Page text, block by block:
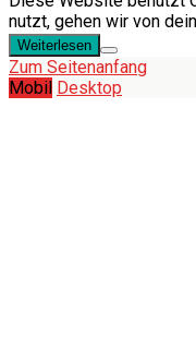
nutzt, gehen wir von
Weiterlesen
Zum Seitenanfang
Mobil Desktop